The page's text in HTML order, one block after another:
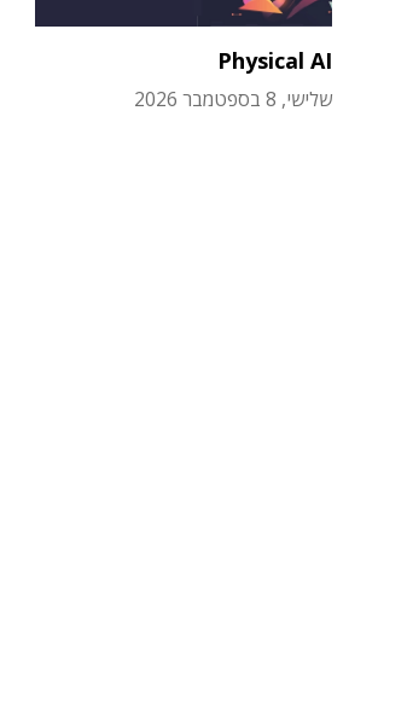
Physical AI
שלישי, 8 בספטמבר 2026